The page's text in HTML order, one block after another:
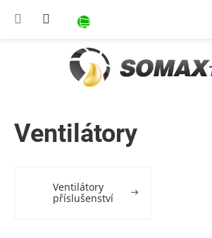
NÁKUPNÍ KOŠÍK
Ventilátory
Ventilátory
příslušenství